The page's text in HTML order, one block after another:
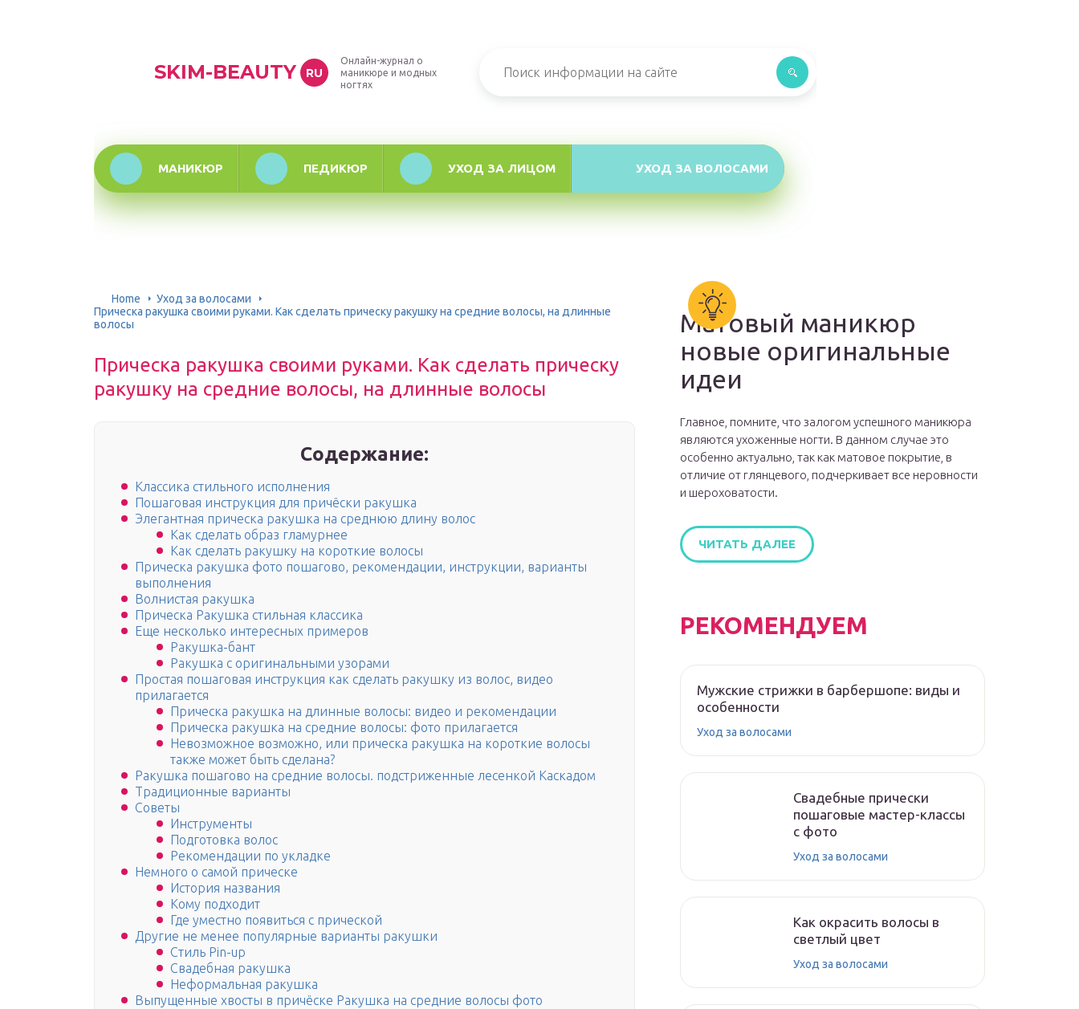
SKIM-BEAUTY RU
Онлайн-журнал о
маникюре и модных
ногтях
МАНИКЮР ПЕДИКЮР УХОД ЗА ЛИЦОМ УХОД ЗА ВОЛОСАМИ
Home
Уход за волосами
Прическа ракушка своими руками. Как сделать прическу ракушку на средние волосы, на длинные
волосы
Прическа ракушка своими руками. Как сделать прическу
ракушку на средние волосы, на длинные волосы
Содержание:
Классика стильного исполнения
Пошаговая инструкция для причёски ракушка
Элегантная прическа ракушка на среднюю длину волос
Как сделать образ гламурнее
Как сделать ракушку на короткие волосы
Прическа ракушка фото пошагово, рекомендации, инструкции, варианты
выполнения
Волнистая ракушка
Прическа Ракушка стильная классика
Еще несколько интересных примеров
Ракушка-бант
Ракушка с оригинальными узорами
Простая пошаговая инструкция как сделать ракушку из волос, видео
прилагается
Прическа ракушка на длинные волосы: видео и рекомендации
Прическа ракушка на средние волосы: фото прилагается
Невозможное возможно, или прическа ракушка на короткие волосы
также может быть сделана?
Ракушка пошагово на средние волосы. подстриженные лесенкой Каскадом
Традиционные варианты
Советы
Инструменты
Подготовка волос
Рекомендации по укладке
Немного о самой прическе
История названия
Кому подходит
Где уместно появиться с прической
Другие не менее популярные варианты ракушки
Стиль Pin-up
Свадебная ракушка
Неформальная ракушка
Выпущенные хвосты в причёске Ракушка на средние волосы фото
Матовый маникюр
новые оригинальные
идеи
Главное, помните, что залогом успешного маникюра
являются ухоженные ногти. В данном случае это
особенно актуально, так как матовое покрытие, в
отличие от глянцевого, подчеркивает все неровности
и шероховатости.
ЧИТАТЬ ДАЛЕЕ
РЕКОМЕНДУЕМ
Мужские стрижки в барбершопе: виды и
особенности
Уход за волосами
Свадебные прически
пошаговые мастер-классы
с фото
Уход за волосами
Как окрасить волосы в
светлый цвет
Уход за волосами